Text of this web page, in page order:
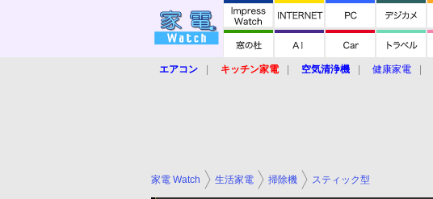
エアコン キッチン家電 空気清浄機 健康家電
家電 Watch 生活家電 掃除機 スティック型